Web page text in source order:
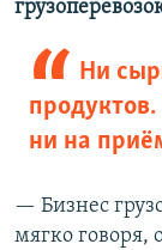
Ни
ни на
— Бизнес
мягко говоря,